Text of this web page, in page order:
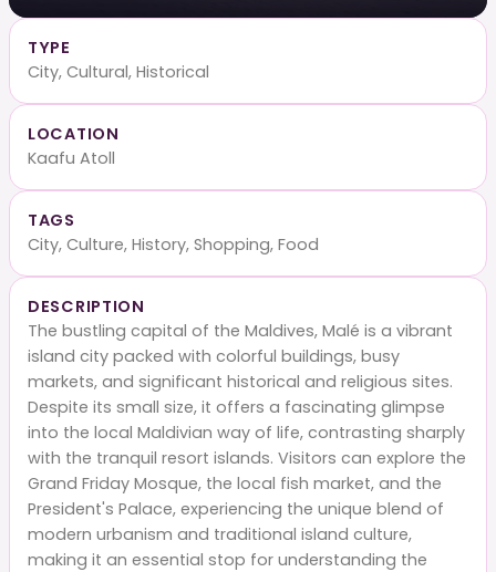
TYPE
City, Cultural, Historical
LOCATION
Kaafu Atoll
TAGS
City, Culture, History, Shopping, Food
DESCRIPTION
The bustling capital of the Maldives, Malé is a vibrant
island city packed with colorful buildings, busy
markets, and significant historical and religious sites.
Despite its small size, it offers a fascinating glimpse
into the local Maldivian way of life, contrasting sharply
with the tranquil resort islands. Visitors can explore the
Grand Friday Mosque, the local fish market, and the
President's Palace, experiencing the unique blend of
modern urbanism and traditional island culture,
making it an essential stop for understanding the